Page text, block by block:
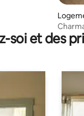
soi et des